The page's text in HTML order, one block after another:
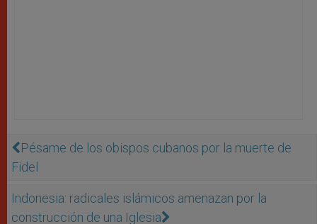
Pésame de los obispos cubanos por la muerte de
Fidel
Indonesia: radicales islámicos amenazan por la
construcción de una Iglesia